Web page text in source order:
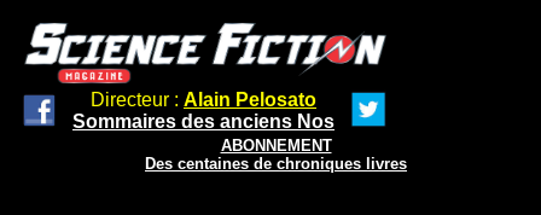
Directeur : Alain Pelosato
Sommaires des anciens Nos
ABONNEMENT
Des centaines de chroniques livres